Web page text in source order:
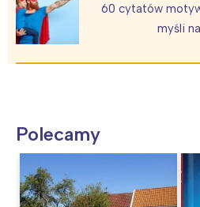
60 cytatów
myśli
Polecamy